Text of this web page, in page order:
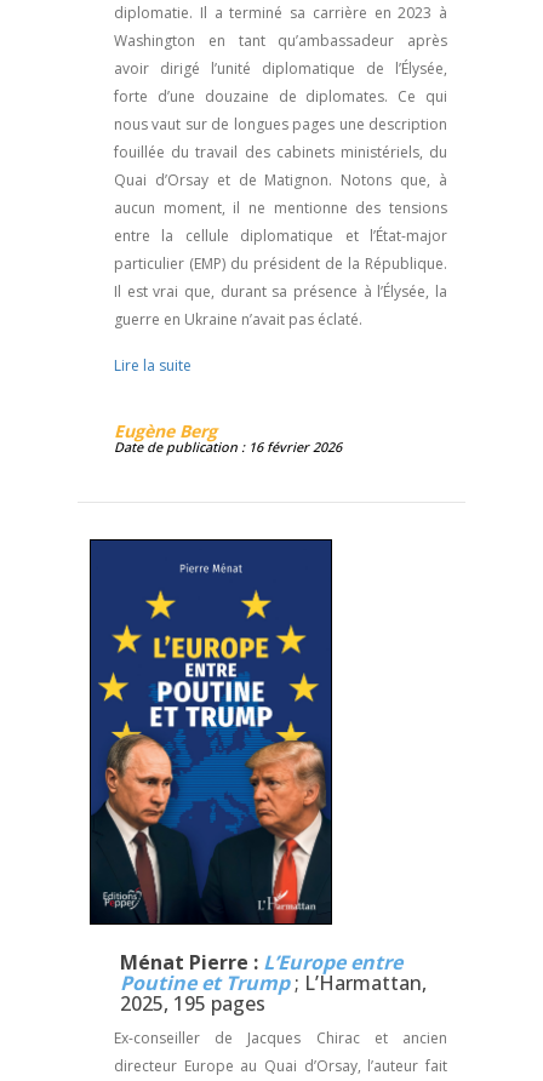
diplomatie. Il a terminé sa carrière en 2023 à
Washington en tant qu’ambassadeur après
avoir dirigé l’unité diplomatique de l’Élysée,
forte d’une douzaine de diplomates. Ce qui
nous vaut sur de longues pages une description
fouillée du travail des cabinets ministériels, du
Quai d’Orsay et de Matignon. Notons que, à
aucun moment, il ne mentionne des tensions
entre la cellule diplomatique et l’État-major
particulier (EMP) du président de la République.
Il est vrai que, durant sa présence à l’Élysée, la
guerre en Ukraine n’avait pas éclaté.
Lire la suite
Eugène Berg
Date de publication : 16 février 2026
Ménat Pierre : L’Europe entre
Poutine et Trump ; L’Harmattan,
2025, 195 pages
Ex-conseiller de Jacques Chirac et ancien
directeur Europe au Quai d’Orsay, l’auteur fait